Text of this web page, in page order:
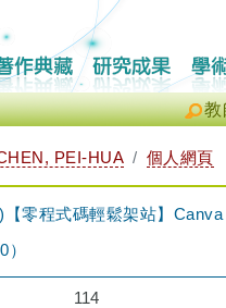
教
PEI-HUA 個人網頁
零程式碼輕鬆架站】
114